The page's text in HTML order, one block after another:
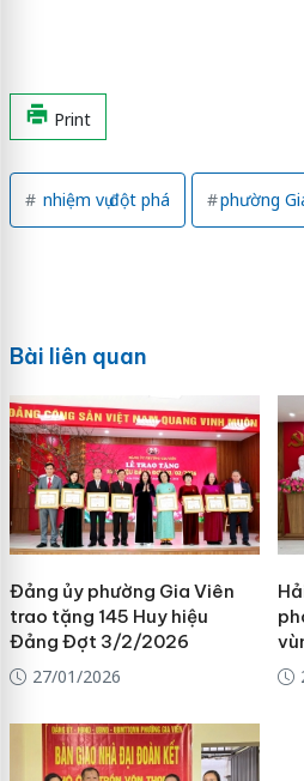
Print
nhiệm vụ đột phá phường
Bài liên quan
Đảng ủy phường Gia Viên
trao tặng 145 Huy hiệu
Đảng Đợt 3/2/2026
27/01/2026